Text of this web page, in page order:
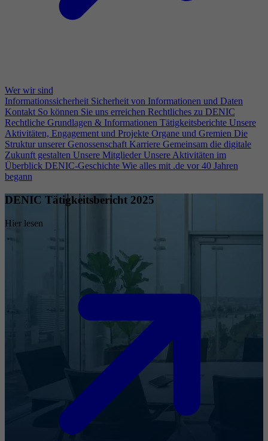
Wer wir sind
Informationssicherheit Sicherheit von Informationen und Daten
Kontakt So können Sie uns erreichen Rechtliches zu DENIC
Rechtliche Grundlagen & Informationen Tätigkeitsberichte Unsere
Aktivitäten, Engagement und Projekte Organe und Gremien Die
Struktur unserer Genossenschaft Karriere Gemeinsam die digitale
Zukunft gestalten Unsere Mitglieder Unsere Aktivitäten im
Überblick DENIC-Geschichte Wie alles mit .de vor 40 Jahren
begann
DENIC Tätigkeitsbericht 2025
Hier lesen